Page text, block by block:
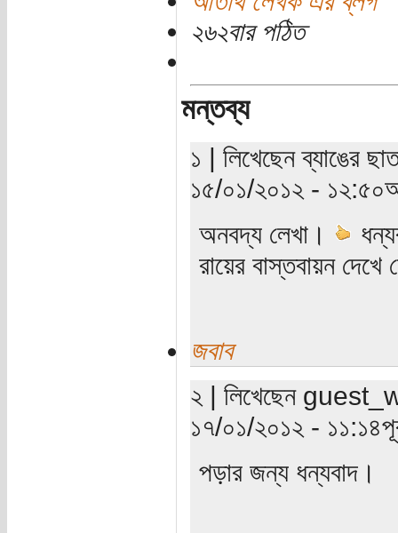
২৬২বার পঠিত
মন্তব্য
১ | লিখেছেন ব্যাঙের
১৫/০১/২০১২ -
অনবদ্য লেখা।
রায়ের বাস্তবায়ন
জবাব
২ | লিখেছেন
১৭/০১/২০১২ -
পড়ার জন্য ধন্যবাদ।